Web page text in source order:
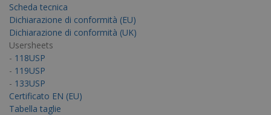
Scheda tecnica
Dichiarazione di conformità (EU)
Dichiarazione di conformità (UK)
Usersheets
- 118USP
- 119USP
- 133USP
Certificato EN (EU)
Tabella taglie